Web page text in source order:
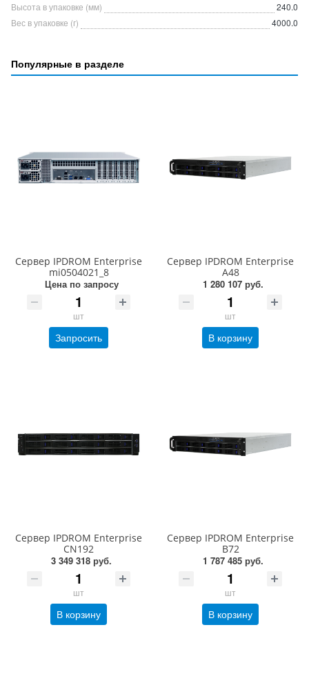
Высота в упаковке (мм)
240.0
Вес в упаковке (г)
4000.0
Популярные в разделе
Сервер IPDROM Enterprise
mi0504021_8
Цена по запросу
шт
Запросить
Сервер IPDROM Enterprise
A48
1 280 107 руб.
шт
В корзину
Сервер IPDROM Enterprise
CN192
3 349 318 руб.
шт
В корзину
Сервер IPDROM Enterprise
B72
1 787 485 руб.
шт
В корзину